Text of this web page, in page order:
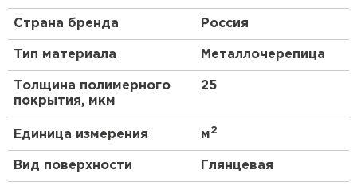
Страна бренда Россия
Тип материала Металлочерепица
Толщина полимерного
покрытия, мкм
25
Единица измерения м2
Вид поверхности Глянцевая